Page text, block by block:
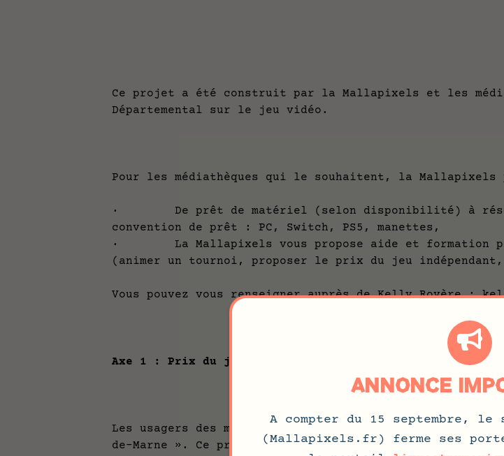
ANNONCE
A compter du 15 septembre,
(Mallapixels.fr) ferme ses
Ce projet a été construit par la Mallapixels et les
Départemental sur le jeu vidéo.
Pour les médiathèques qui le souhaitent, la Mallapixels
· De prêt de matériel (selon disponibilité) à
convention de prêt : PC, Switch, PS5, manettes,
· La Mallapixels vous propose aide et formation
(animer un tournoi, proposer le prix du jeu
Vous pouvez vous renseigner auprès de Kelly Royère :
Axe 1 : Prix du jeu vidéo des médiathèques du Val-de-
Les usagers des médiathèques voteront pour le « prix du
de-Marne ». Ce prix a pour objectif de valoriser la